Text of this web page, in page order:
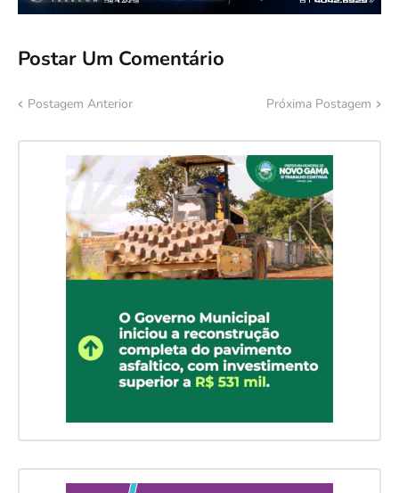
Postar Um Comentário
Postagem Anterior Próxima Postagem